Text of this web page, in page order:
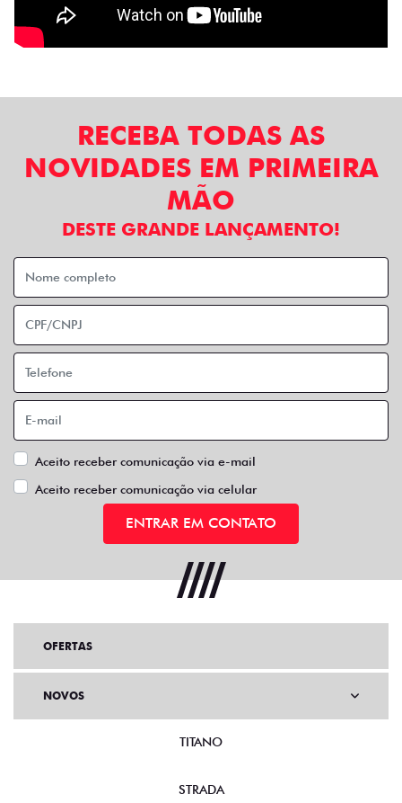
RECEBA TODAS AS
NOVIDADES EM PRIMEIRA
MÃO
DESTE GRANDE LANÇAMENTO!
Aceito receber comunicação via e-mail
Aceito receber comunicação via celular
ENTRAR EM CONTATO
OFERTAS
NOVOS
TITANO
STRADA